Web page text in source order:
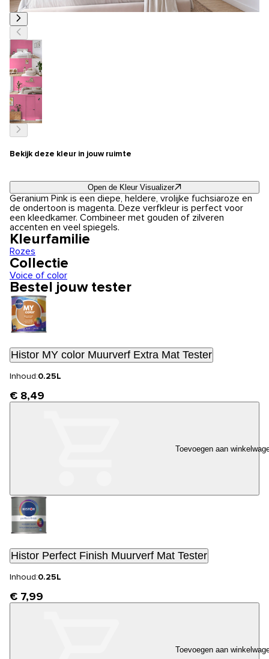
Bekijk deze kleur in jouw ruimte
Open de Kleur Visualizer
Geranium Pink is een diepe, heldere, vrolijke fuchsiaroze en
de ondertoon is magenta. Deze verfkleur is perfect voor
een kleedkamer. Combineer met gouden of zilveren
accenten en veel spiegels.
Kleurfamilie
Rozes
Collectie
Voice of color
Bestel jouw tester
Histor MY color Muurverf Extra Mat Tester
Inhoud:0.25L
€ 8,49
Toevoegen aan
Histor Perfect Finish Muurverf Mat Tester
Inhoud:0.25L
€ 7,99
Toevoegen aan